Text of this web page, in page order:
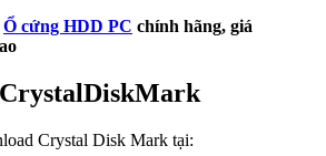
Ổ cứng HDD PC chính hãng, giá
Crystal Disk Mark tại: